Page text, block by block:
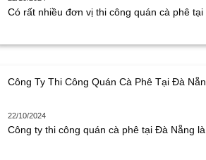
Có rất nhiều đơn vị thi công quán cà phê
Công Ty Thi Công Quán Cà Phê Tại Đà
22/10/2024
Công ty thi công quán cà phê tại Đà Nẵng